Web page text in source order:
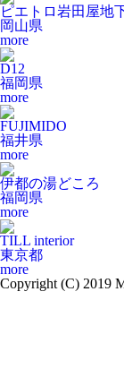
ピエトロ岩田屋地
岡山県
more
D12
福岡県
more
FUJIMIDO
福井県
more
伊都の湯どころ
福岡県
more
TILL interior
東京都
more
Copyright (C) 2019